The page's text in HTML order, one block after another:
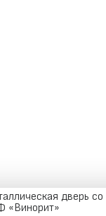
дверь со
«Винорит»